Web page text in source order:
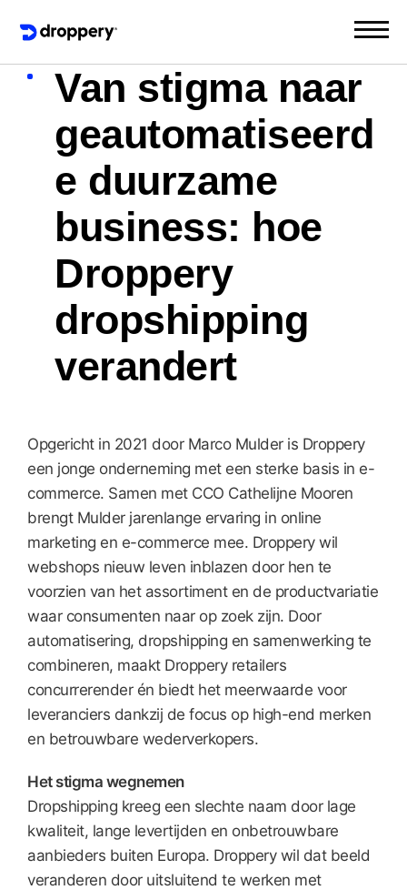
Van stigma naar
geautomatiseerd
e duurzame
business: hoe
Droppery
dropshipping
verandert
Opgericht in 2021 door Marco Mulder is Droppery
een jonge onderneming met een sterke basis in e-
commerce. Samen met CCO Cathelijne Mooren
brengt Mulder jarenlange ervaring in online
marketing en e-commerce mee. Droppery wil
webshops nieuw leven inblazen door hen te
voorzien van het assortiment en de productvariatie
waar consumenten naar op zoek zijn. Door
automatisering, dropshipping en samenwerking te
combineren, maakt Droppery retailers
concurrerender én biedt het meerwaarde voor
leveranciers dankzij de focus op high-end merken
en betrouwbare wederverkopers.
Het stigma wegnemen
Dropshipping kreeg een slechte naam door lage
kwaliteit, lange levertijden en onbetrouwbare
aanbieders buiten Europa. Droppery wil dat beeld
veranderen door uitsluitend te werken met